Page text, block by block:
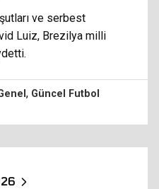
ve serbest
Luiz, Brezilya milli
, Güncel Futbol